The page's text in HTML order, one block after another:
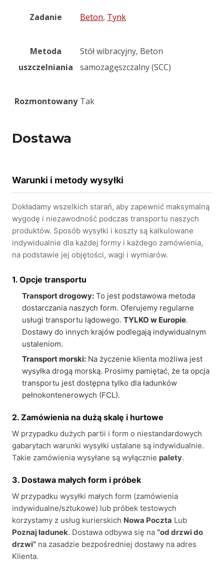
Zadanie Beton, Tynk
Metoda
uszczelniania
Stół wibracyjny, Beton
samozagęszczalny (SCC)
Rozmontowany Tak
Dostawa
Warunki i metody wysyłki
Dokładamy wszelkich starań, aby zapewnić maksymalną
wygodę i niezawodność podczas transportu naszych
produktów. Sposób wysyłki i koszty są kalkulowane
indywidualnie dla każdej formy i każdego zamówienia,
na podstawie jej objętości, wagi i wymiarów.
1. Opcje transportu
Transport drogowy: To jest podstawowa metoda
dostarczania naszych form. Oferujemy regularne
usługi transportu lądowego. TYLKO w Europie.
Dostawy do innych krajów podlegają indywidualnym
ustaleniom.
Transport morski: Na życzenie klienta możliwa jest
wysyłka drogą morską. Prosimy pamiętać, że ta opcja
transportu jest dostępna tylko dla ładunków
pełnokontenerowych (FCL).
2. Zamówienia na dużą skalę i hurtowe
W przypadku dużych partii i form o niestandardowych
gabarytach warunki wysyłki ustalane są indywidualnie.
Takie zamówienia wysyłane są wyłącznie palety.
3. Dostawa małych form i próbek
W przypadku wysyłki małych form (zamówienia
indywidualne/sztukowe) lub próbek testowych
korzystamy z usług kurierskich Nowa Poczta Lub
Poznaj ładunek. Dostawa odbywa się na “od drzwi do
drzwi” na zasadzie bezpośredniej dostawy na adres
Klienta.